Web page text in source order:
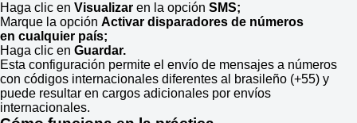
Haga clic en Visualizar en la opción SMS;
Marque la opción Activar disparadores de números
en cualquier país;
Haga clic en Guardar.
Esta configuración permite el envío de mensajes a números
con códigos internacionales diferentes al brasileño (+55) y
puede resultar en cargos adicionales por envíos
internacionales.